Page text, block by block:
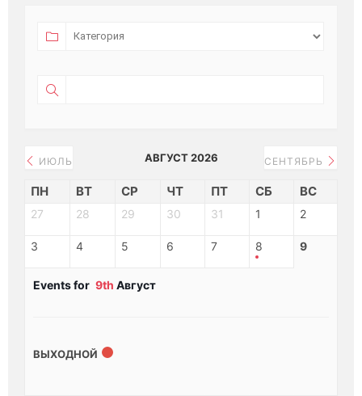
ИЮЛЬ АВГУСТ 2026 СЕНТЯБРЬ
ПН ВТ СР ЧТ ПТ СБ ВС
27 28 29 30 31 1 2
3 4 5 6 7 8 9
Events for 9th Август
ВЫХОДНОЙ